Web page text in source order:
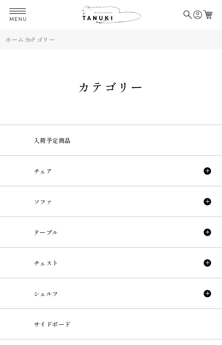
MENU
ホーム カテゴリー
カテゴリー
入荷予定商品
チェア
ソファ
テーブル
チェスト
シェルフ
サイドボード